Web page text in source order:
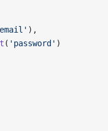
),
( 'password' )